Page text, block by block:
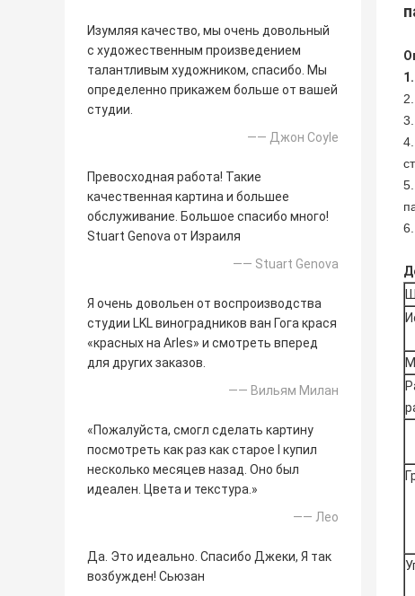
Изумляя качество, мы очень довольный
с художественным произведением
талантливым художником, спасибо. Мы
определенно прикажем больше от вашей
студии.
—— Джон Coyle
Превосходная работа! Такие
качественная картина и большее
обслуживание. Большое спасибо много!
Stuart Genova от Израиля
—— Stuart Genova
Я очень довольен от воспроизводства
студии LKL виноградников ван Гога крася
«красных на Arles» и смотреть вперед
для других заказов.
—— Вильям Милан
«Пожалуйста, смогл сделать картину
посмотреть как раз как старое I купил
несколько месяцев назад. Оно был
идеален. Цвета и текстура.»
—— Лео
Да. Это идеально. Спасибо Джеки, Я так
возбужден! Сьюзан
1.